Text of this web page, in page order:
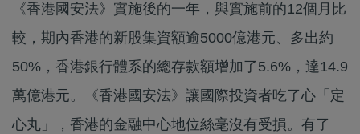
《香港國安法》實施後的一年，與實施前的12個月比
較，期內香港的新股集資額逾5000億港元、多出約
50%，香港銀行體系的總存款額增加了5.6%，達14.9
萬億港元。《香港國安法》讓國際投資者吃了心「定
心丸」，香港的金融中心地位絲毫沒有受損。有了